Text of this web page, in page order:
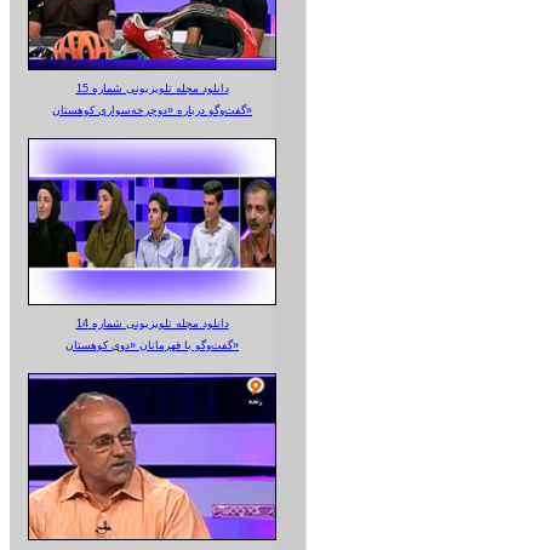
دانلود مجله تلویزیونی شماره 15
گفت‌وگو درباره «دوچرخه‌سواری کوهستان»
دانلود مجله تلویزیونی شماره 14
گفت‌وگو با قهرمانان «دوی کوهستان»